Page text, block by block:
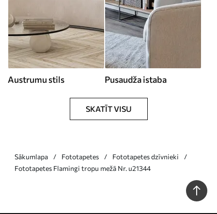
Austrumu stils Pusaudža istaba
SKATĪT VISU
Sākumlapa Fototapetes
Fototapetes dzīvnieki
Fototapetes Flamingi tropu mežā Nr. u21344